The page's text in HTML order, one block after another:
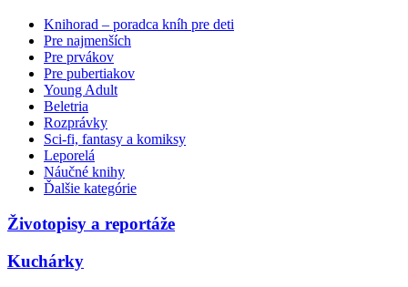
Knihorad – poradca kníh pre deti
Pre najmenších
Pre prvákov
Pre pubertiakov
Young Adult
Beletria
Rozprávky
Sci-fi, fantasy a komiksy
Leporelá
Náučné knihy
Ďalšie kategórie
Životopisy a reportáže
Kuchárky